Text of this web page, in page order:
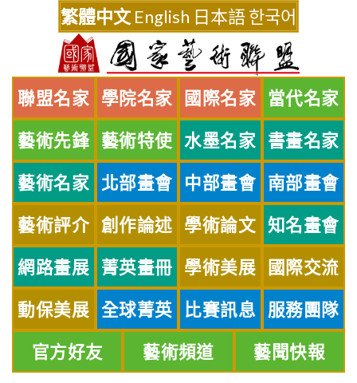
繁體中文 English 日本語한국어
聯盟名家 學院名家 國際名家 當代名家
藝術先鋒 藝術特使 水墨名家 書畫名家
藝術名家 北部畫會 中部畫會 南部畫會
藝術評介 創作論述 學術論文 知名畫會
網路畫展 菁英畫冊 學術美展 國際交流
動保美展 全球菁英 比賽訊息 服務團隊
官方好友 藝術頻道 藝聞快報